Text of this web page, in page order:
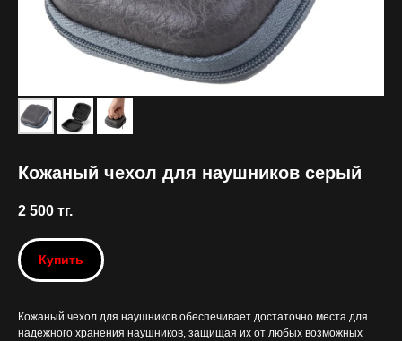
Кожаный чехол для наушников серый
2 500 тг.
Купить
Кожаный чехол для наушников обеспечивает достаточно места для
надежного хранения наушников, защищая их от любых возможных